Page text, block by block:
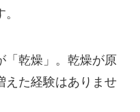
「乾燥」。乾燥が原
えた経験はありませ